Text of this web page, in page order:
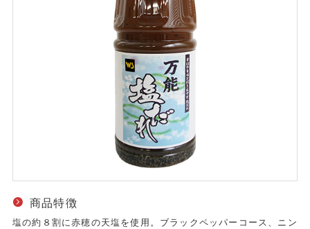
商品特徴
塩の約８割に赤穂の天塩を使用。ブラックペッパーコース、ニン